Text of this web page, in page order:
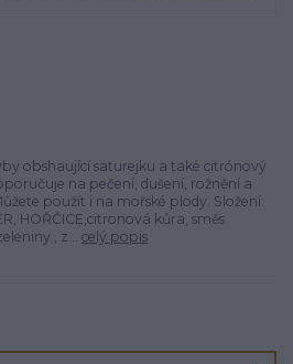
obshaující saturejku a také citrónový
na pečení, dušení, rožnění a
použít i na mořské plody. Složení:
HOŘČICE,citronová kůra, směs
, z... celý popis